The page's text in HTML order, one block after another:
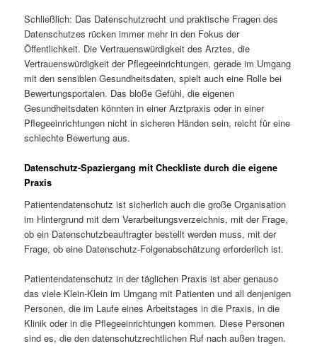
Schließlich: Das Datenschutzrecht und praktische Fragen des
Datenschutzes rücken immer mehr in den Fokus der
Öffentlichkeit. Die Vertrauenswürdigkeit des Arztes, die
Vertrauenswürdigkeit der Pflegeeinrichtungen, gerade im Umgang
mit den sensiblen Gesundheitsdaten, spielt auch eine Rolle bei
Bewertungsportalen. Das bloße Gefühl, die eigenen
Gesundheitsdaten könnten in einer Arztpraxis oder in einer
Pflegeeinrichtungen nicht in sicheren Händen sein, reicht für eine
schlechte Bewertung aus.
Datenschutz-Spaziergang mit Checkliste durch die eigene
Praxis
Patientendatenschutz ist sicherlich auch die große Organisation
im Hintergrund mit dem Verarbeitungsverzeichnis, mit der Frage,
ob ein Datenschutzbeauftragter bestellt werden muss, mit der
Frage, ob eine Datenschutz-Folgenabschätzung erforderlich ist.
Patientendatenschutz in der täglichen Praxis ist aber genauso
das viele Klein-Klein im Umgang mit Patienten und all denjenigen
Personen, die im Laufe eines Arbeitstages in die Praxis, in die
Klinik oder in die Pflegeeinrichtungen kommen. Diese Personen
sind es, die den datenschutzrechtlichen Ruf nach außen tragen.